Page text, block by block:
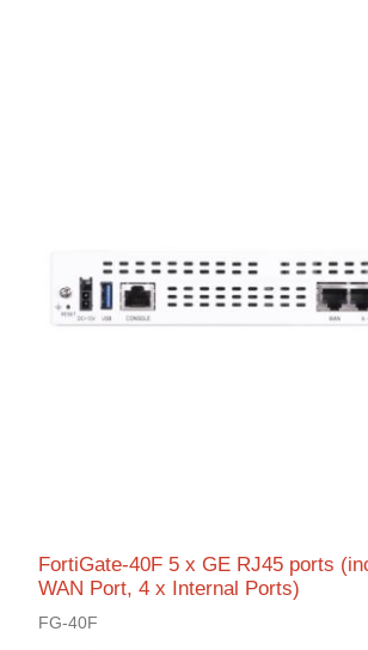
FortiGate-40F 5 x GE RJ45 ports
WAN Port, 4 x Internal Ports)
FG-40F